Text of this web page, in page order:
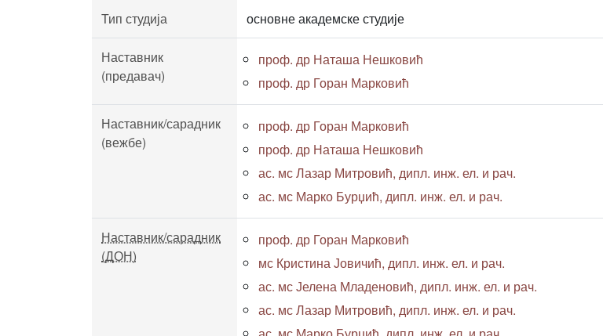
Тип студија основне академске студије
Наставник
(предавач)
проф. др Наташа Нешковић
проф. др Горан Марковић
Наставник/сарадник
(вежбе)
проф. др Горан Марковић
проф. др Наташа Нешковић
ас. мс Лазар Митровић, дипл. инж. ел. и рач.
ас. мс Марко Бурџић, дипл. инж. ел. и рач.
Наставник/сарадник
(ДОН)
проф. др Горан Марковић
мс Кристина Јовичић, дипл. инж. ел. и рач.
ас. мс Јелена Младеновић, дипл. инж. ел. и рач.
ас. мс Лазар Митровић, дипл. инж. ел. и рач.